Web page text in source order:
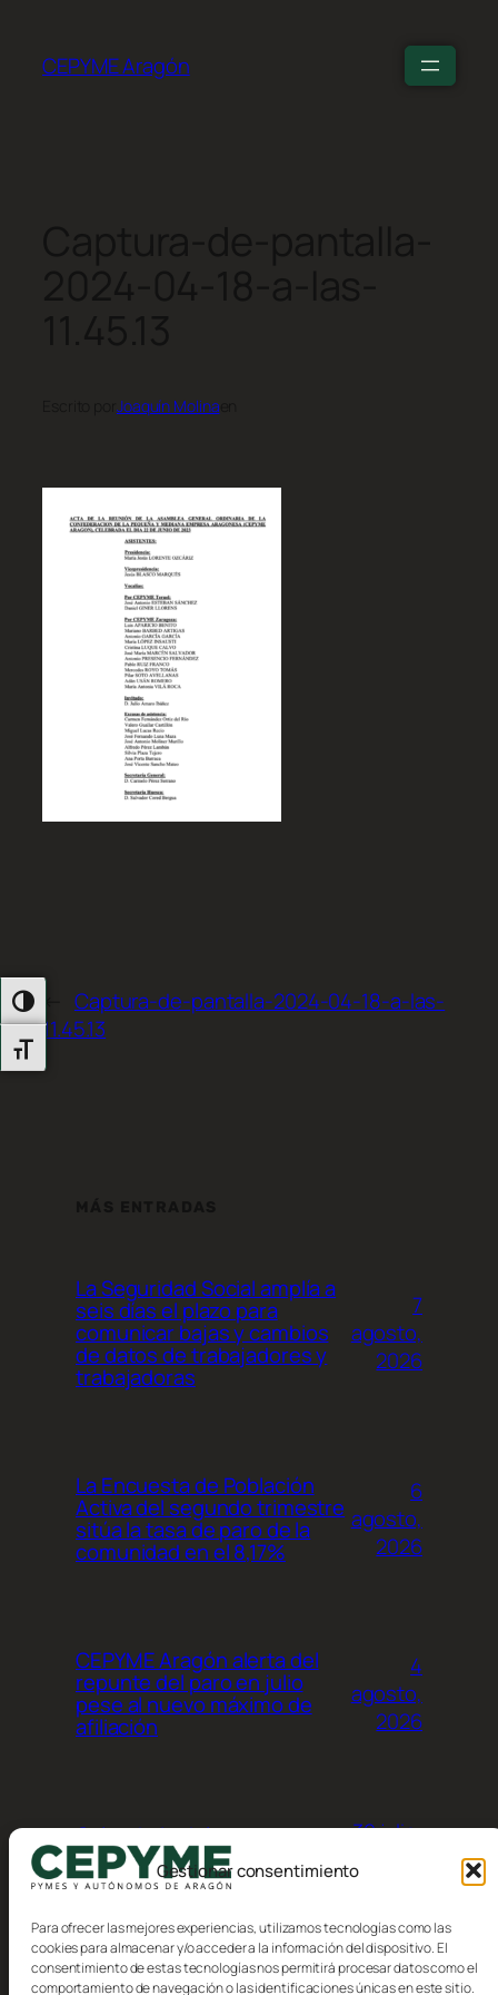
Gestionar consentimiento
Para ofrecer las mejores experiencias, utilizamos tecnologías como las
cookies para almacenar y/o acceder a la información del dispositivo. El
consentimiento de estas tecnologías nos permitirá procesar datos como el
comportamiento de navegación o las identificaciones únicas en este sitio.
Alternar Alto Contraste
Alternar Tamaño De Letra
CEPYME Aragón
Joaquín Molina
Captura-de-pantalla-2024-04-18-a-las-
11.45.13
La Seguridad Social amplía a
seis días el plazo para
comunicar bajas y cambios
de datos de trabajadores y
trabajadoras
7
agosto,
2026
La Encuesta de Población
Activa del segundo trimestre
sitúa la tasa de paro de la
comunidad en el 8,17%
6
agosto,
2026
CEPYME Aragón alerta del
repunte del paro en julio
pese al nuevo máximo de
afiliación
4
agosto,
2026
Calendario del
contribuyente, Agosto 2026
30 julio,